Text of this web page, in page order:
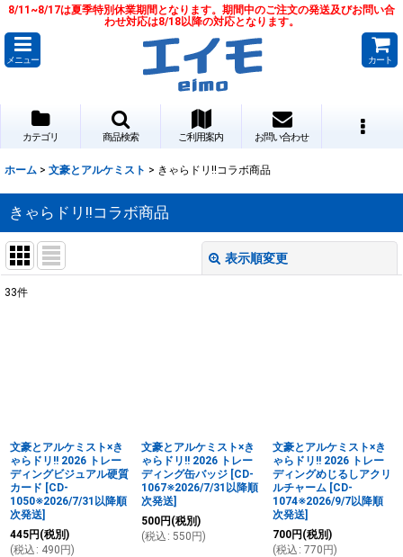
8/11~8/17は夏季特別休業期間となります。期間中のご注文の発送及びお問い合
わせ対応は8/18以降の対応となります。
メニュー カート
カテゴリ 商品検索 ご利用案内 お問い合わせ
ホーム > 文豪とアルケミスト > きゃらドリ!!コラボ商品
きゃらドリ!!コラボ商品
表示順変更
33件
文豪とアルケミスト×き
ゃらドリ!! 2026 トレー
ディングビジュアル硬質
カード [CD-
1050※2026/7/31以降順
次発送]
445円 (税別)
(税込 : 490 円)
文豪とアルケミスト×き
ゃらドリ!! 2026 トレー
ディング缶バッジ [CD-
1067※2026/7/31以降順
次発送]
500円 (税別)
(税込 : 550 円)
文豪とアルケミスト×き
ゃらドリ!! 2026 トレー
ディングめじるしアクリ
ルチャーム [CD-
1074※2026/9/7以降順
次発送]
700円 (税別)
(税込 : 770 円)